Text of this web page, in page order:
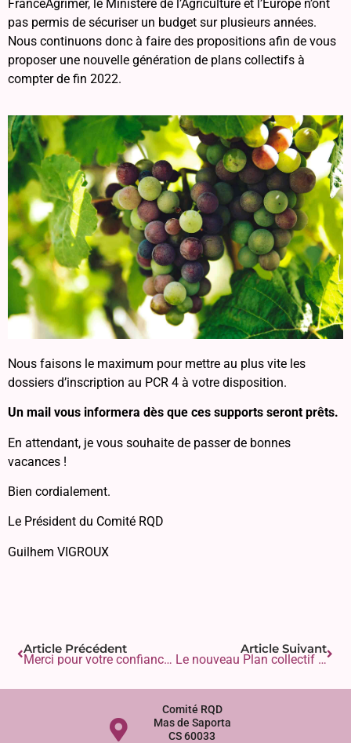
FranceAgrimer, le Ministère de l’Agriculture et l’Europe n’ont
pas permis de sécuriser un budget sur plusieurs années.
Nous continuons donc à faire des propositions afin de vous
proposer une nouvelle génération de plans collectifs à
compter de fin 2022.
Nous faisons le maximum pour mettre au plus vite les
dossiers d’inscription au PCR 4 à votre disposition.
Un mail vous informera dès que ces supports seront prêts.
En attendant, je vous souhaite de passer de bonnes
vacances !
Bien cordialement.
Le Président du Comité RQD
Guilhem VIGROUX
Article Précédent
Merci pour votre confiance !
Article Suivant
Le nouveau Plan collectif N°4 est arrivé
Comité RQD
Mas de Saporta
CS 60033